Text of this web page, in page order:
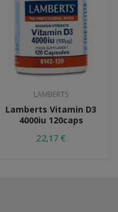
LAMBERTS
Lamberts Vitamin D3
4000iu 120caps
22,17 €